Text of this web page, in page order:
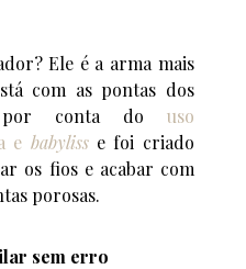
Ele é a arma mais
com as pontas dos
por conta do uso
e babylisse foi criado
os fios e acabar com
porosas.
sem erro